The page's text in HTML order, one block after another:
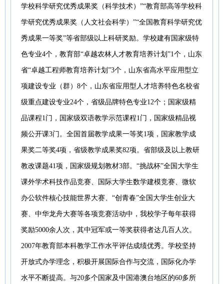
学校科学研究优秀成果奖（科学技术）”“教育部高等学校科
学研究优秀成果奖（人文社会科学）”“全国教育科学研究优
秀成果一等奖”等省部级以上科研奖励。学校建有国家级特
色专业4个，教育部“卓越农林人才教育培养计划”1个，山东
省“卓越工程师教育培养计划”3个，山东省高水平应用型立
项建设专业（群）8个，山东省应用型人才培养特色名校省
级重点建设专业24个，省级品牌特色专业12个；国家级精
品课程1门，国家级双语教学示范课程1门，国家级精品视
频公开课3门。全国首届教学成果一等奖1项，国家教学成
果奖二等奖4项，省级教学成果奖82项。省部级及以上教研
教改课题41项，国家级规划教材3部。“挑战杯”全国大学生
课外学术科技作品竞赛、国际大学生数学建模竞赛、微软
办公软件核心技能世界大赛、“创青春”全国大学生创业大
赛、中华龙舟大赛等各项竞赛活动中，我校学子每年获得
奖励5000余人次，其中冠军或一等奖获得者达几百人次。
2007年教育部本科教学工作水平评估成绩优秀。学校坚持
开放式办学理念，积极开展国际合作与交流，国际化办学
水平不断提高。与20多个国家及中国港澳台地区的60多所